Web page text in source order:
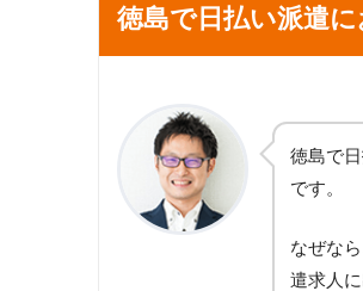
徳島で日払い派遣
徳島で
です。
なぜな
遣求人